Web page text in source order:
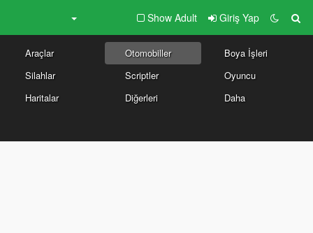
Show Adult Giriş Yap
Araçlar Otomobiller
Boya İşleri
Silahlar
Scriptler
Oyuncu
Haritalar
Diğerleri Daha